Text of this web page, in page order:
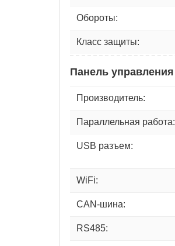
Обороты:
Класс защиты:
Панель управления
Производитель:
Параллельная работа:
USB разъем:
WiFi:
CAN-шина:
RS485: